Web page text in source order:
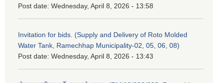
Post date: Wednesday, April 8, 2026 - 13:58
Invitation for bids. (Supply and Delivery of Roto Molded
Water Tank, Ramechhap Municipality-02, 05, 06, 08)
Post date: Wednesday, April 8, 2026 - 13:43